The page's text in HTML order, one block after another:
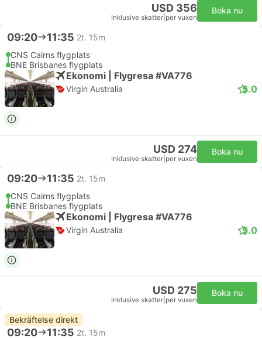
USD 356
Inklusive skatter per vuxen
Boka nu
09:20 11:35 2t. 15m
CNS Cairns flygplats
BNE Brisbanes flygplats
Ekonomi | Flygresa #VA776
Virgin Australia 5.0
USD 274
Inklusive skatter per vuxen
Boka nu
09:20 11:35 2t. 15m
CNS Cairns flygplats
BNE Brisbanes flygplats
Ekonomi | Flygresa #VA776
Virgin Australia 5.0
USD 275
Inklusive skatter per vuxen
Boka nu
Bekräftelse direkt
09:20 11:35 2t. 15m